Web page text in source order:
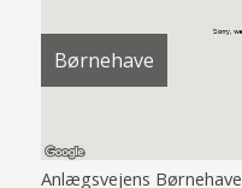
Børnehave
Anlægsvejens Børnehave